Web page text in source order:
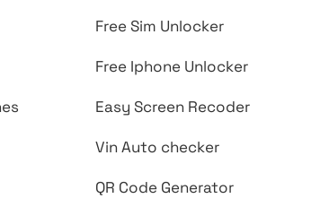
Free Sim Unlocker
Free Iphone Unlocker
Easy Screen Recoder
Vin Auto checker
QR Code Generator